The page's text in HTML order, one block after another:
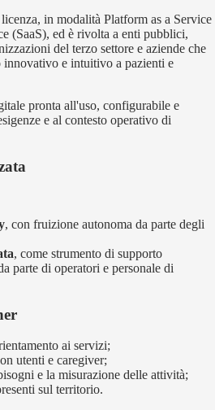
in modalità Platform as a Service
(SaaS), ed è rivolta a enti pubblici,
del terzo settore e aziende che
e intuitivo a pazienti e
pronta all'uso, configurabile e
e al contesto operativo di
, con fruizione autonoma da parte degli
, come strumento di supporto
parte di operatori e personale di
ai servizi;
utenti e caregiver;
e la misurazione delle attività;
sul territorio.